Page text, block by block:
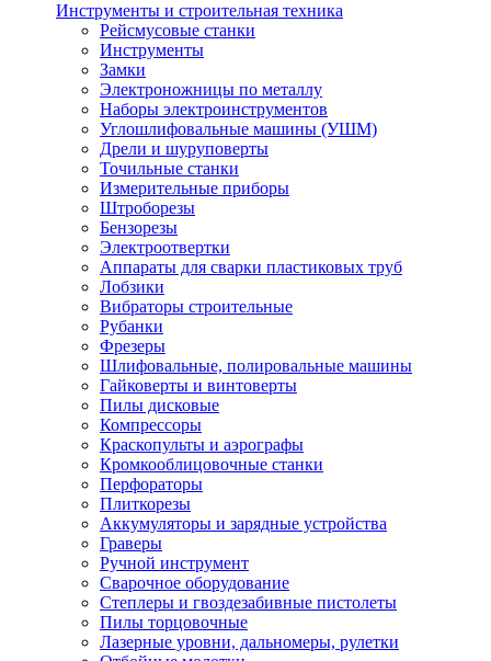
Инструменты и строительная техника
Рейсмусовые станки
Инструменты
Замки
Электроножницы по металлу
Наборы электроинструментов
Углошлифовальные машины (УШМ)
Дрели и шуруповерты
Точильные станки
Измерительные приборы
Штроборезы
Бензорезы
Электроотвертки
Аппараты для сварки пластиковых труб
Лобзики
Вибраторы строительные
Рубанки
Фрезеры
Шлифовальные, полировальные машины
Гайковерты и винтоверты
Пилы дисковые
Компрессоры
Краскопульты и аэрографы
Кромкооблицовочные станки
Перфораторы
Плиткорезы
Аккумуляторы и зарядные устройства
Граверы
Ручной инструмент
Сварочное оборудование
Степлеры и гвоздезабивные пистолеты
Пилы торцовочные
Лазерные уровни, дальномеры, рулетки